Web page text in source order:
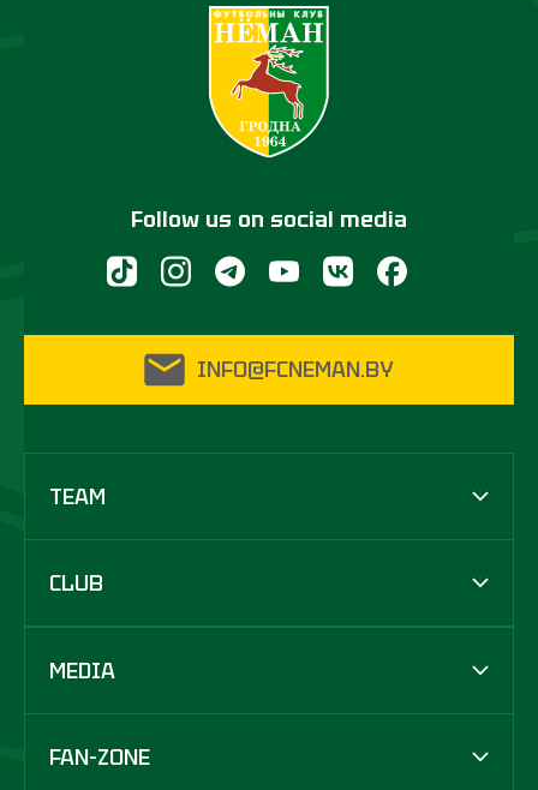
Follow us on social media
INFO@FCNEMAN.BY
TEAM
CLUB
MEDIA
FAN-ZONE